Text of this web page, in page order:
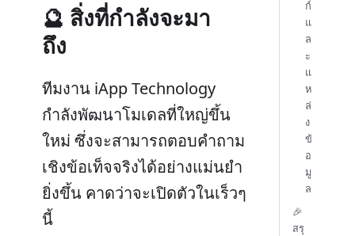
🔮 สิ่งที่กำลังจะมา
ถึง
ทีมงาน iApp Technology
กำลังพัฒนาโมเดลที่ใหญ่ขึ้น
ใหม่ ซึ่งจะสามารถตอบคำถาม
เชิงข้อเท็จจริงได้อย่างแม่นยำ
ยิ่งขึ้น คาดว่าจะเปิดตัวในเร็วๆ
นี้
ก์
แ
ล
ะ
แ
ห
ล่
ง
ข้
อ
มู
ล
🎉
สรุ